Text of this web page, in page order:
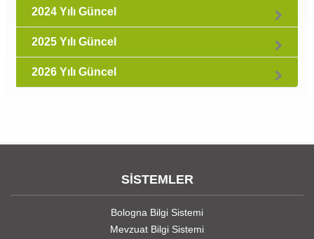
2024 Yılı Güncel
2025 Yılı Güncel
2026 Yılı Güncel
SİSTEMLER
Bologna Bilgi Sistemi
Mevzuat Bilgi Sistemi